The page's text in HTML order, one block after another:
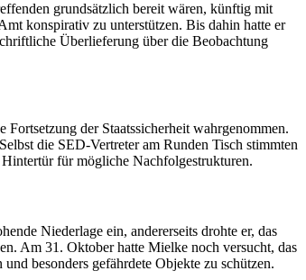
grundsätzlich bereit wären, künftig mit
konspirativ zu unterstützen. Bis dahin hatte er
Überlieferung über die Beobachtung
der Staatssicherheit wahrgenommen.
die SED-Vertreter am Runden Tisch stimmten
für mögliche Nachfolgestrukturen.
Niederlage ein, andererseits drohte er, das
Am 31. Oktober hatte Mielke noch versucht, das
besonders gefährdete Objekte zu schützen.